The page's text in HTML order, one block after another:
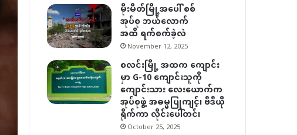
မိုးမိတ်မြို့အပေါ် စစ်
အုပ်စု ဘယ်လောက်
အထိ ရက်စက်ခဲ့လဲ
November 12, 2025
စလင်းမြို့ အထက ကျောင်း
မှာ G-10 ကျောင်းသူကို
ကျောင်းသား လေးယောက်က
အုပ်စုဖွဲ့ အဓမ္မပြုကျင့်၊ ဗီဒီယို
ရိုက်ကာ လိုင်းပေါ်တင်၊
October 25, 2025